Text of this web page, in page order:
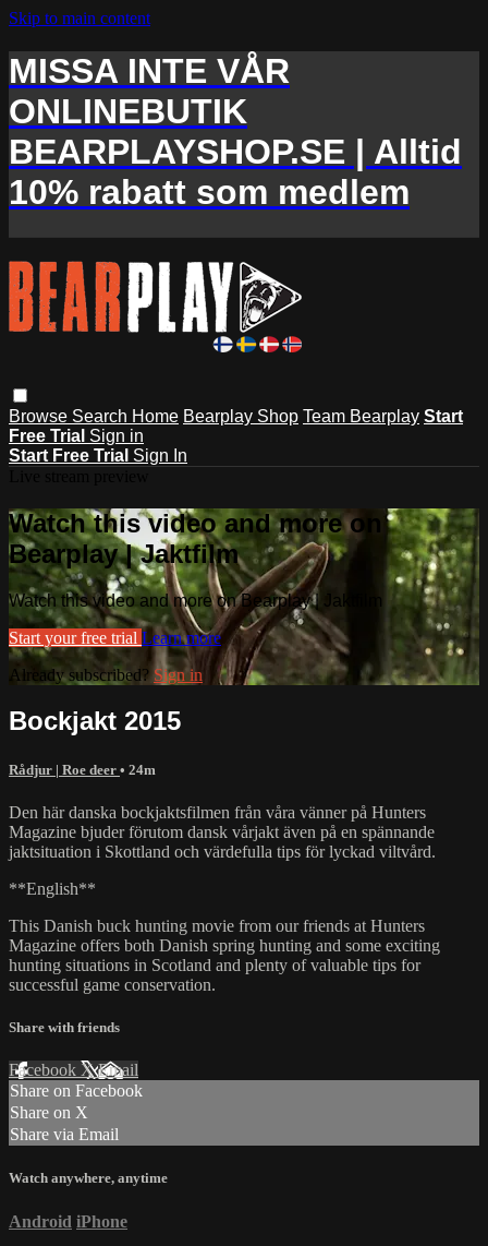
Skip to main content
MISSA INTE VÅR
ONLINEBUTIK
BEARPLAYSHOP.SE | Alltid
10% rabatt som medlem
Browse Search Home Bearplay Shop Team Bearplay Start
Free Trial Sign in
Start Free Trial Sign In
Watch this video and more on
Bearplay | Jaktfilm
Watch this video and more on Bearplay | Jaktfilm
Start your free trial Learn more
Already subscribed? Sign in
Bockjakt 2015
Rådjur | Roe deer • 24m
Den här danska bockjaktsfilmen från våra vänner på Hunters
Magazine bjuder förutom dansk vårjakt även på en spännande
jaktsituation i Skottland och värdefulla tips för lyckad viltvård.
**English**
This Danish buck hunting movie from our friends at Hunters
Magazine offers both Danish spring hunting and some exciting
hunting situations in Scotland and plenty of valuable tips for
successful game conservation.
Share with friends
Facebook XEmail
Share on Facebook
Share on X
Share via Email
Watch anywhere, anytime
Android iPhone